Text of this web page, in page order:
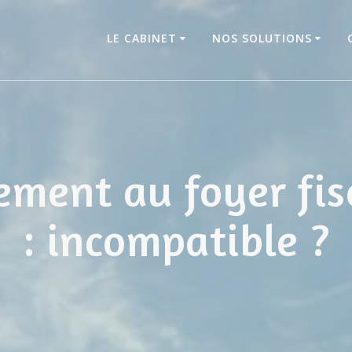
LE CABINET NOS SOLUTIONS
au foyer
: incompatible ?